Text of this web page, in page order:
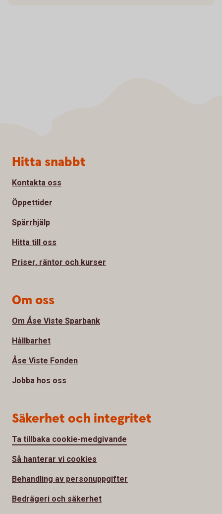
Sidfot
Hitta snabbt
Kontakta oss
Öppettider
Spärrhjälp
Hitta till oss
Priser, räntor och kurser
Om oss
Om Åse Viste Sparbank
Hållbarhet
Åse Viste Fonden
Jobba hos oss
Säkerhet och integritet
Ta tillbaka cookie-medgivande
Så hanterar vi cookies
Behandling av personuppgifter
Bedrägeri och säkerhet